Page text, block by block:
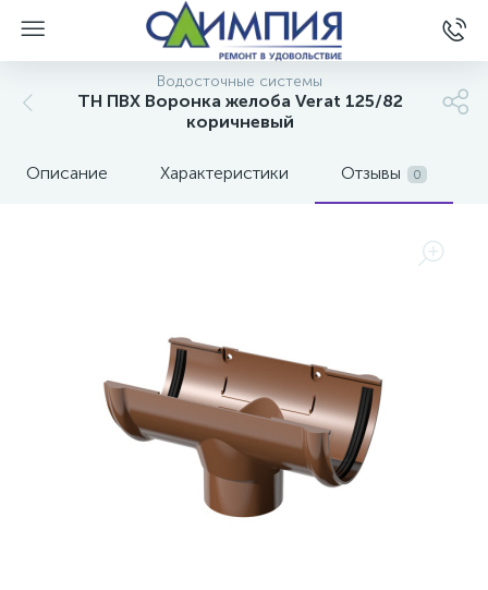
Водосточные системы
ТН ПВХ Воронка желоба Verat 125/82
коричневый
Описание Характеристики Отзывы 0